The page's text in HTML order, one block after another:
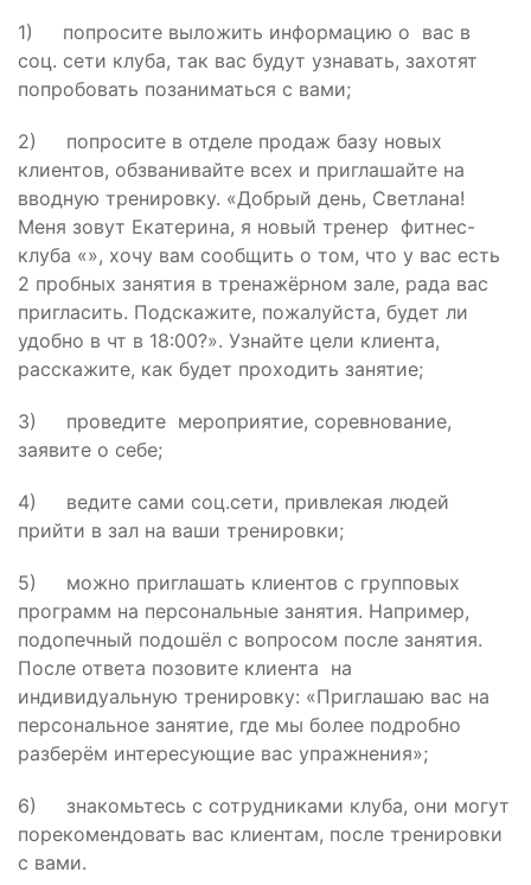
1) попросите выложить информацию о вас в
соц. сети клуба, так вас будут узнавать, захотят
попробовать позаниматься с вами;
2) попросите в отделе продаж базу новых
клиентов, обзванивайте всех и приглашайте на
вводную тренировку. «Добрый день, Светлана!
Меня зовут Екатерина, я новый тренер фитнес-
клуба «», хочу вам сообщить о том, что у вас есть
2 пробных занятия в тренажёрном зале, рада вас
пригласить. Подскажите, пожалуйста, будет ли
удобно в чт в 18:00?». Узнайте цели клиента,
расскажите, как будет проходить занятие;
3) проведите мероприятие, соревнование,
заявите о себе;
4) ведите сами соц.сети, привлекая людей
прийти в зал на ваши тренировки;
5) можно приглашать клиентов с групповых
программ на персональные занятия. Например,
подопечный подошёл с вопросом после занятия.
После ответа позовите клиента на
индивидуальную тренировку: «Приглашаю вас на
персональное занятие, где мы более подробно
разберём интересующие вас упражнения»;
6) знакомьтесь с сотрудниками клуба, они могут
порекомендовать вас клиентам, после тренировки
с вами.